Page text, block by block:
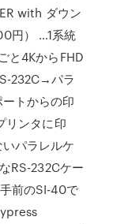
with ダウン
円） …1系統
と4KからFHD
232C→パラ
トからの印
リンタに印
パラレルケ
RS-232Cケー
前のSI-40で